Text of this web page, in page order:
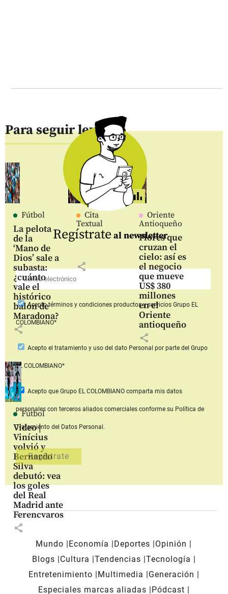
Para seguir leyendo
Fútbol
La pelota
de la
‘Mano de
Dios’ sale a
subasta:
¿cuánto
vale el
histórico
balón de
Maradona?
share
Cita
Textual
share
Oriente
Antioqueño
Flores que
cruzan el
cielo: así es
el negocio
que mueve
US$ 380
millones
en el
Oriente
antioqueño
share
Fútbol
Video |
Vinícius
volvió y
Bernardo
Silva
debutó: vea
los goles
del Real
Madrid ante
Ferencvaros
share
Regístrate al newsletter
Aceptotérminos y condiciones productos y serviciosGrupo EL
COLOMBIANO*
Acepto el tratamiento y uso del dato Personal por parte del Grupo
EL COLOMBIANO*
Acepto que Grupo EL COLOMBIANOcomparta mis datos
personales con terceros aliados comerciales conforme su Política de
Tratamiento del Datos Personal.
Mundo Economía Deportes
Opinión
Blogs
Cultura Tendencias Tecnología
Entretenimiento
Multimedia
Generación
Especiales marcas aliadas
Pódcast